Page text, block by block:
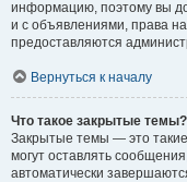
информацию, поэтому вы
и с объявлениями, права
предоставляются
Вернуться к началу
Что такое закрытые темы?
Закрытые темы — это
могут оставлять
автоматически